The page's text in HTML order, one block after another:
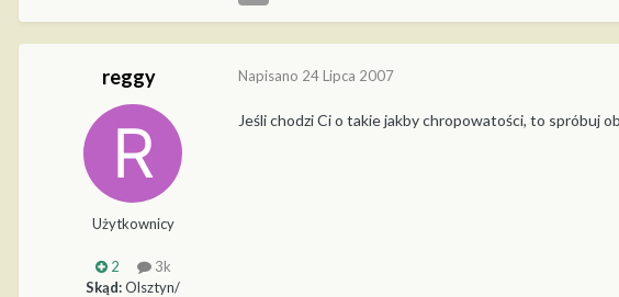
reggy
Użytkownicy
2
3k
Skąd:Olsztyn/
Napisano 24 Lipca 2007
Jeśli chodzi Ci o takie jakby chropowatości, to spróbuj